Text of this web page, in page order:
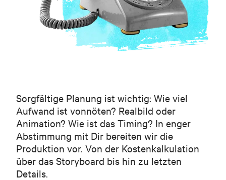
Sorgfältige Planung ist wichtig: Wie viel
Aufwand ist vonnöten? Realbild oder
Animation? Wie ist das Timing? In enger
Abstimmung mit Dir bereiten wir die
Produktion vor. Von der Kostenkalkulation
über das Storyboard bis hin zu letzten
Details.
Datenschutzbestimmungen
ABSENDEN